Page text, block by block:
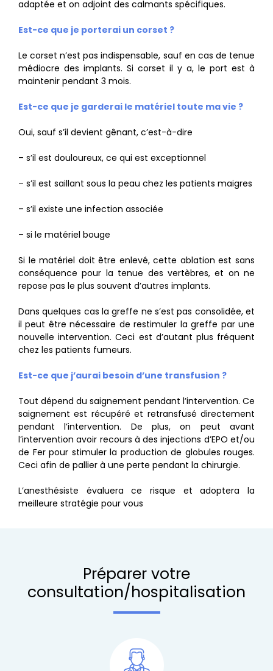
adaptée et on adjoint des calmants spécifiques.
Est-ce que je porterai un corset ?
Le corset n’est pas indispensable, sauf en cas de tenue
médiocre des implants. Si corset il y a, le port est à
maintenir pendant 3 mois.
Est-ce que je garderai le matériel toute ma vie ?
Oui, sauf s’il devient gênant, c’est-à-dire
– s’il est douloureux, ce qui est exceptionnel
– s’il est saillant sous la peau chez les patients maigres
– s’il existe une infection associée
– si le matériel bouge
Si le matériel doit être enlevé, cette ablation est sans
conséquence pour la tenue des vertèbres, et on ne
repose pas le plus souvent d’autres implants.
Dans quelques cas la greffe ne s’est pas consolidée, et
il peut être nécessaire de restimuler la greffe par une
nouvelle intervention. Ceci est d’autant plus fréquent
chez les patients fumeurs.
Est-ce que j’aurai besoin d’une transfusion ?
Tout dépend du saignement pendant l’intervention. Ce
saignement est récupéré et retransfusé directement
pendant l’intervention. De plus, on peut avant
l’intervention avoir recours à des injections d’EPO et/ou
de Fer pour stimuler la production de globules rouges.
Ceci afin de pallier à une perte pendant la chirurgie.
L’anesthésiste évaluera ce risque et adoptera la
meilleure stratégie pour vous
Préparer votre
consultation/hospitalisation